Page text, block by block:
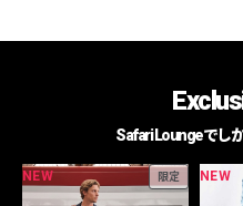
Safari Loungeでし
NEW 限定 NEW